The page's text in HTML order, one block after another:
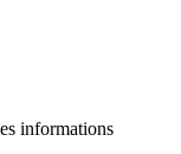
informations